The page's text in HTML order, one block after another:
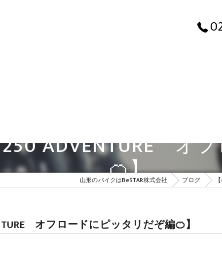
ADVENTURE オ
🍊】
山形のバイクはBeSTAR株式会社 ブログ
オフロードにピッタリだぞ編🍊】